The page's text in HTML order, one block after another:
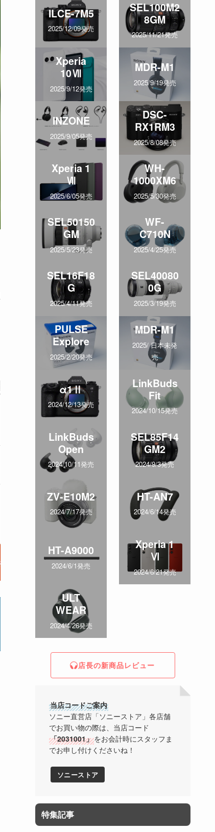
ILCE-7M5
2025/12/09発売
SEL100M2
8GM
2025/11/21発売
Xperia
10Ⅶ
2025/9/12発売
MDR-M1
2025/9/19発売
INZONE
2025/9/05発売
DSC-
RX1RM3
2025/8/08発売
Xperia 1
Ⅶ
2025/6/05発売
WH-
1000XM6
2025/5/30発売
SEL50150
GM
2025/5/23発売
WF-
C710N
2025/4/25発売
SEL16F18
G
2025/4/11発売
SEL40080
0G
2025/3/19発売
PULSE
Explore
2025/2/20発売
MDR-M1
2025/ 日本未発
売
α1Ⅱ
2024/12/13発売
LinkBuds
Fit
2024/10/15発売
LinkBuds
Open
2024/10/11発売
SEL85F14
GM2
2024/9/3発売
ZV-E10M2
2024/7/17発売
HT-AN7
2024/6/14発売
HT-A9000
2024/6/1発売
Xperia 1
Ⅵ
2024/6/21発売
ULT
WEAR
2024/4/26発売
店長の新商品レビュー
当店コードご案内
ソニー直営店「ソニーストア」各店舗
でお買い物の際は、当店コード
「2031001」をお会計時にスタッフま
でお申し付けくださいね！
ソニーストア
特集記事